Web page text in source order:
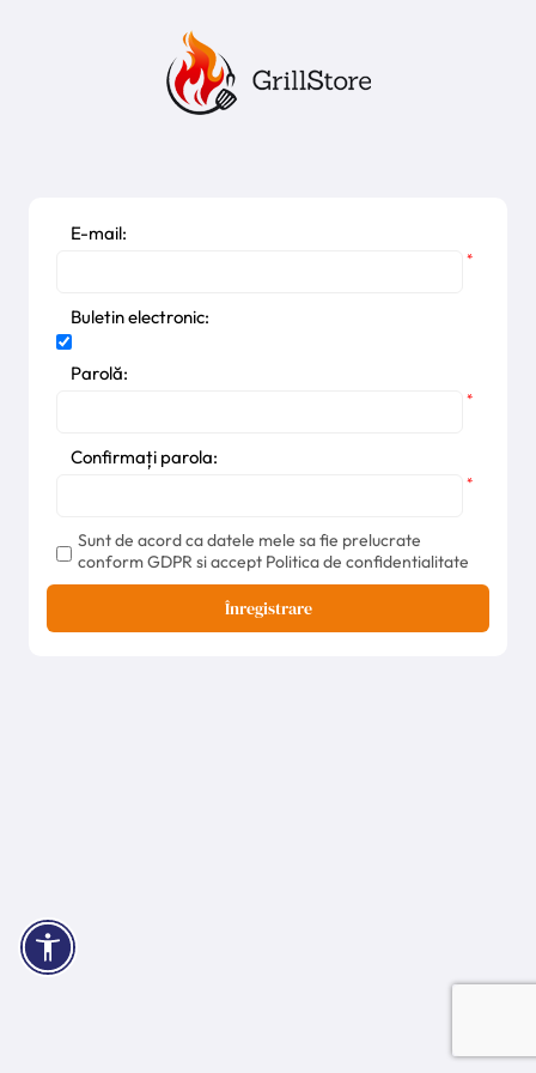
E-mail:
*
Buletin electronic:
Parolă:
*
Confirmați parola:
*
Sunt de acord ca datele mele sa fie prelucrate
conform GDPR si accept Politica de confidentialitate
Înregistrare